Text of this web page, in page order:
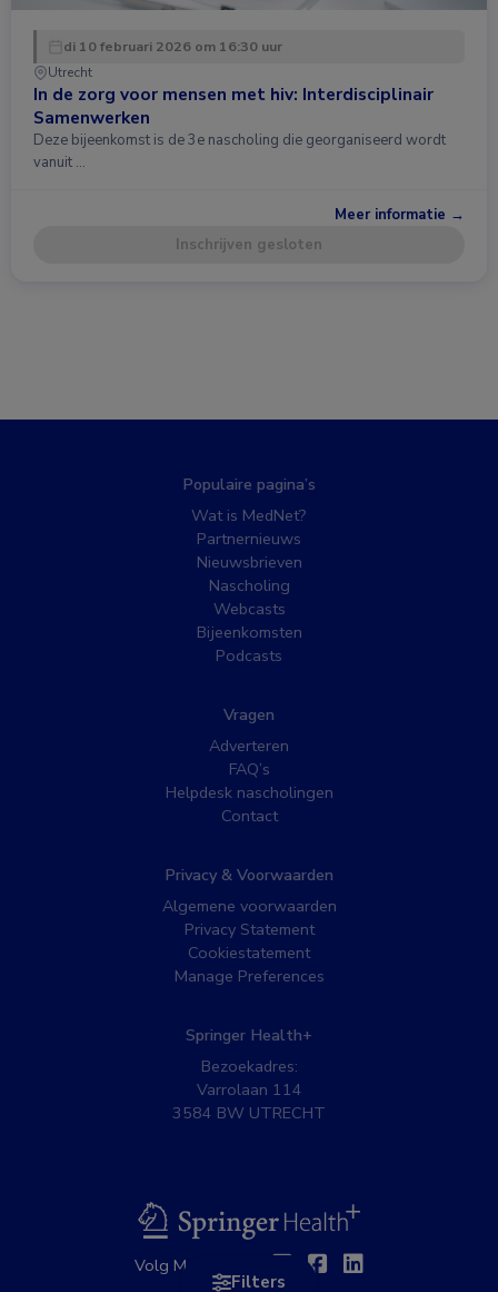
Filters
di 10 februari 2026 om 16:30 uur
Utrecht
In de zorg voor mensen met hiv: Interdisciplinair
Samenwerken
Deze bijeenkomst is de 3e nascholing die georganiseerd wordt
vanuit …
Meer informatie →
Inschrijven gesloten
Populaire pagina’s
Wat is MedNet?
Partnernieuws
Nieuwsbrieven
Nascholing
Webcasts
Bijeenkomsten
Podcasts
Vragen
Adverteren
FAQ’s
Helpdesk nascholingen
Contact
Privacy & Voorwaarden
Algemene voorwaarden
Privacy Statement
Cookiestatement
Manage Preferences
Springer Health+
Bezoekadres:
Varrolaan 114
3584 BW UTRECHT
BSL
Volg MedNet op: TwitterFacebook
Linkedin